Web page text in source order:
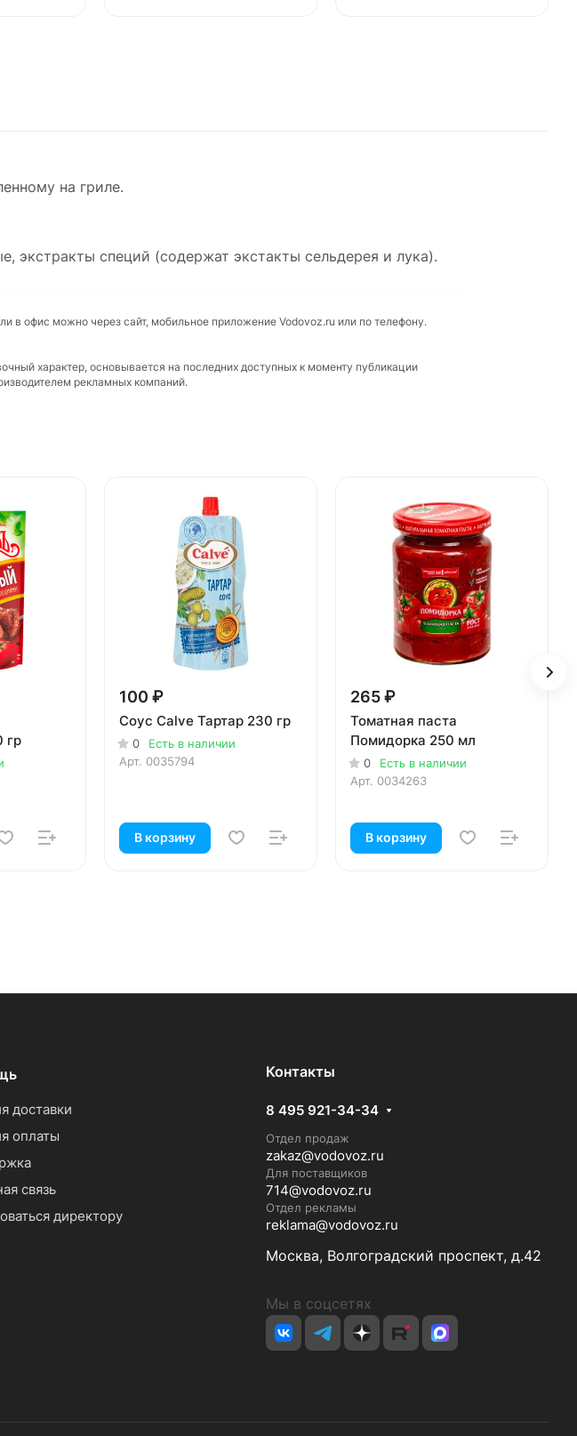
на гриле.
экстракты специй (содержат экстакты сельдерея и лука).
в офис можно через сайт, мобильное приложение Vodovoz.ru или по телефону.
характер, основывается на последних доступных к моменту публикации
рекламных компаний.
гр
100 ₽
Соус Calve Тартар 230 гр
0
Есть в наличии
Арт. 0035794
В корзину
265 ₽
Томатная паста
Помидорка 250 мл
0
Есть в наличии
Арт. 0034263
В корзину
доставки
оплаты
связь
директору
Контакты
8 495 921-34-34
Отдел продаж
zakaz@vodovoz.ru
Для поставщиков
714@vodovoz.ru
Отдел рекламы
reklama@vodovoz.ru
Москва, Волгоградский проспект, д.42
Мы в соцсетях